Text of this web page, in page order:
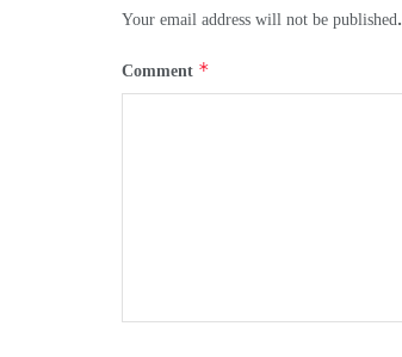
Your email address will not be published.
Comment *